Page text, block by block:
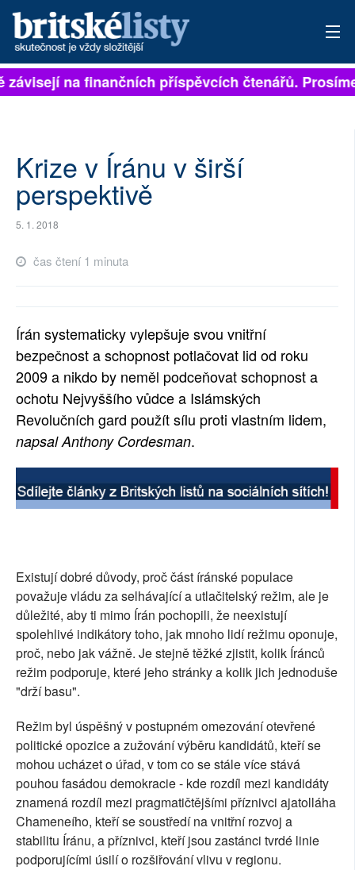
PŘIHLÁSIT
ARCHIV
ROZHOVORY
TÉMATA
NEJČTENĚJŠÍ ZA 7 DNÍ
PŘÍSPĚVKY NA PROVOZ
SOCIÁLNÍ SÍTĚ
RUBRIKY
PLNÁ VERZE STRÁNEK
na finančních příspěvcích čtenářů.
Krize v Íránu v širší
perspektivě
5. 1. 2018
čas čtení 1 minuta
Írán systematicky vylepšuje svou vnitřní
bezpečnost a schopnost potlačovat lid od roku
2009 a nikdo by neměl podceňovat schopnost a
ochotu Nejvyššího vůdce a Islámských
Revolučních gard použít sílu proti vlastním lidem,
napsal Anthony Cordesman.
Existují dobré důvody, proč část íránské populace
považuje vládu za selhávající a utlačitelský režim, ale je
důležité, aby ti mimo Írán pochopili, že neexistují
spolehlivé indikátory toho, jak mnoho lidí režimu oponuje,
proč, nebo jak vážně. Je stejně těžké zjistit, kolik Íránců
režim podporuje, které jeho stránky a kolik jich jednoduše
"drží basu".
Režim byl úspěšný v postupném omezování otevřené
politické opozice a zužování výběru kandidátů, kteří se
mohou ucházet o úřad, v tom co se stále více stává
pouhou fasádou demokracie - kde rozdíl mezi kandidáty
znamená rozdíl mezi pragmatičtějšími příznivci ajatolláha
Chameneího, kteří se soustředí na vnitřní rozvoj a
stabilitu Íránu, a příznivci, kteří jsou zastánci tvrdé linie
podporujícími úsilí o rozšiřování vlivu v regionu.